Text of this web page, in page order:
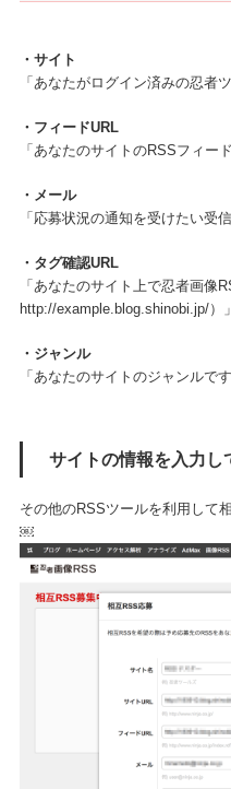
・サイト
「あなたがログイン済みの忍者
・フィードURL
「あなたのサイトのRSSフィ
・メール
「応募状況の通知を受けたい受
・タグ確認URL
「あなたのサイト上で忍者画像
http://example.blog.shinobi.jp/）」
・ジャンル
「あなたのサイトのジャンルで
サイトの情報を入力し
その他のRSSツールを利用して
￼